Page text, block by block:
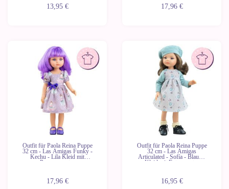
13,95 € 17,96 €
Outfit für Paola Reina Puppe
32 cm - Las Amigas Funky -
Kechu - Lila Kleid mit
Puppenmuster
17,96 €
Outfit für Paola Reina Puppe
32 cm - Las Amigas
Articulated - Sofía - Blauem
Kleid mit Entenmuster
16,95 €